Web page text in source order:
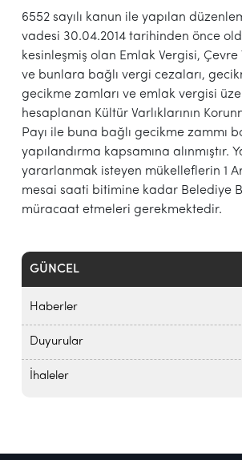
GÜNCEL
Haberler
Duyurular
İhaleler
6552 sayılı kanun ile yapılan
vadesi 30.04.2014 tarihinden önce
kesinleşmiş olan Emlak Vergisi, Çevre
ve bunlara bağlı vergi cezaları,
gecikme zamları ve emlak vergisi
hesaplanan Kültür Varlıklarının
Payı ile buna bağlı gecikme zammı
yapılandırma kapsamına alınmıştır.
yararlanmak isteyen mükelleflerin 1
mesai saati bitimine kadar Belediye
müracaat etmeleri gerekmektedir.